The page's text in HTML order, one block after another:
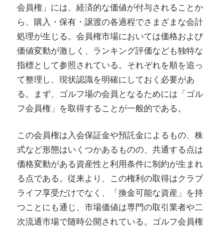
会員権」には、経済的な価値が付与されることか
ら、購入・保有・譲渡の各過程でさまざまな会計
処理が生じる。会員権市場においては価格および
価値変動が激しく、ランキング評価なども独特な
指標として参照されている。それぞれを順を追っ
て整理し、現状認識を明確にしておく必要があ
る。まず、ゴルフ場の会員となるためには「ゴル
フ会員権」を取得することが一般的である。
この会員権は入会保証金や預託金によるもの、株
式など形態はいくつかあるものの、共通する点は
価格変動がある資産性と利用条件に制約が生まれ
る点である。従来より、この権利の取得はクラブ
ライフ享受だけでなく、「換金可能な資産」を持
つことにも通じ、市場価値は専門の取引業者や二
次流通市場で随時公開されている。ゴルフ会員権